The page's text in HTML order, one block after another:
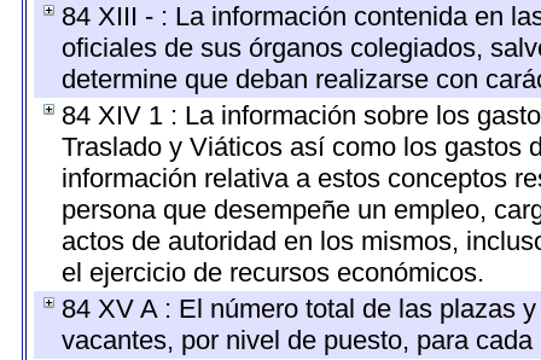
84 XIII - : La información contenida en
oficiales de sus órganos colegiados,
determine que deban realizarse con
84 XIV 1 : La información sobre los
Traslado y Viáticos así como los gastos
información relativa a estos conceptos
persona que desempeñe un empleo,
actos de autoridad en los mismos,
el ejercicio de recursos económicos.
84 XV A : El número total de las plazas
vacantes, por nivel de puesto, para